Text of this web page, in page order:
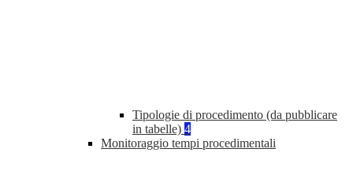
Tipologie di procedimento (da pubblicare
in tabelle) 4
Monitoraggio tempi procedimentali